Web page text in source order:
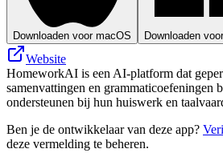
Downloaden voor macOS Downloaden
Website
HomeworkAI is een AI-platform dat
samenvattingen en grammaticoefeningen
ondersteunen bij hun huiswerk en
Ben je de ontwikkelaar van deze app?
deze vermelding te beheren.